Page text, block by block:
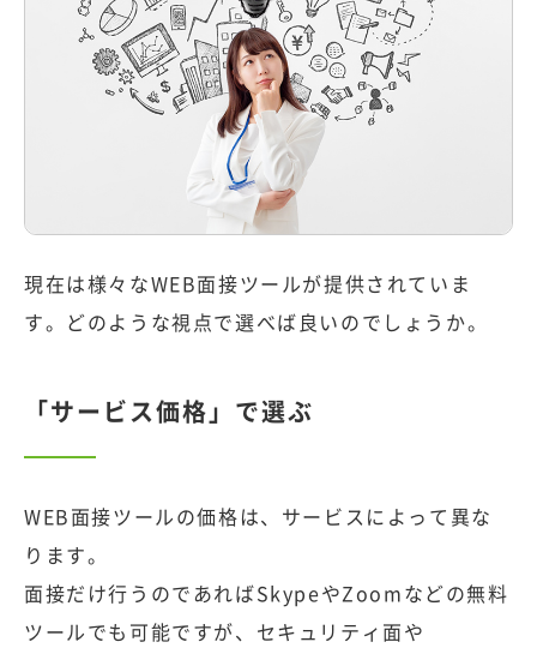
現在は様々なWEB面接ツールが提供されていま
す。どのような視点で選べば良いのでしょうか。
「サービス価格」で選ぶ
WEB面接ツールの価格は、サービスによって異な
ります。
面接だけ行うのであればSkypeやZoomなどの無料
ツールでも可能ですが、セキュリティ面や